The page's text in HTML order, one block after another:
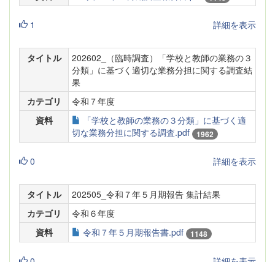
1 詳細を表示
タイトル
202602_（臨時調査）「学校と教師の業務の３
分類」に基づく適切な業務分担に関する調査結
果
カテゴリ
令和７年度
資料
「学校と教師の業務の３分類」に基づく適
切な業務分担に関する調査.pdf
1962
0 詳細を表示
タイトル
202505_令和７年５月期報告 集計結果
カテゴリ
令和６年度
資料
令和７年５月期報告書.pdf 1148